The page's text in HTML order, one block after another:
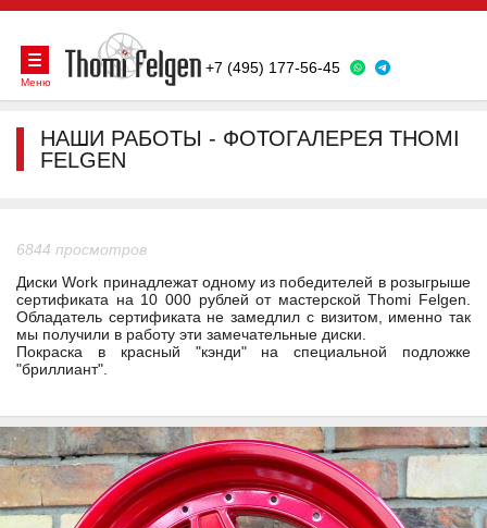
+7 (495) 177-56-45
Меню
НАШИ РАБОТЫ - ФОТОГАЛЕРЕЯ THOMI
FELGEN
6844 просмотров
Диски Work принадлежат одному из победителей в розыгрыше
сертификата на 10 000 рублей от мастерской Thomi Felgen.
Обладатель сертификата не замедлил с визитом, именно так
мы получили в работу эти замечательные диски.
Покраска в красный "кэнди" на специальной подложке
"бриллиант".